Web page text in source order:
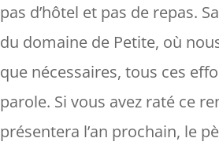
pas d’hôtel et pas de repas.
du domaine de Petite, où
que nécessaires, tous ces
parole. Si vous avez raté ce
présentera l’an prochain, le